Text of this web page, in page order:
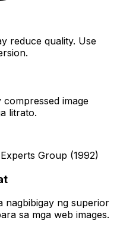
reduce quality. Use
compressed image
litrato.
Group (1992)
nagbibigay ng superior
sa mga web images.